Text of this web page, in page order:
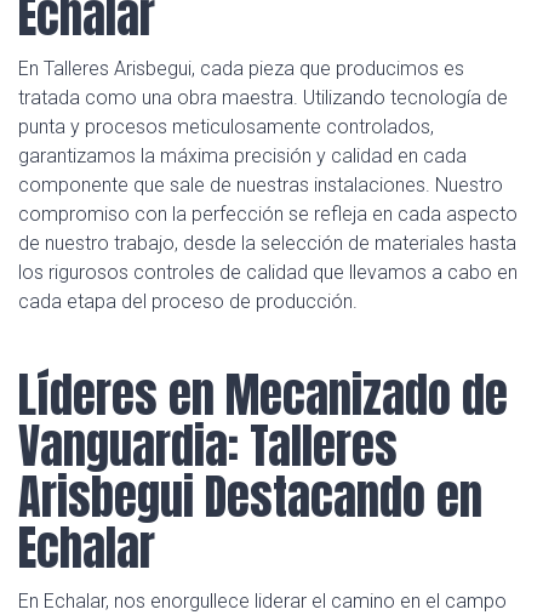
Echalar
En Talleres Arisbegui, cada pieza que producimos es
tratada como una obra maestra. Utilizando tecnología de
punta y procesos meticulosamente controlados,
garantizamos la máxima precisión y calidad en cada
componente que sale de nuestras instalaciones. Nuestro
compromiso con la perfección se refleja en cada aspecto
de nuestro trabajo, desde la selección de materiales hasta
los rigurosos controles de calidad que llevamos a cabo en
cada etapa del proceso de producción.
Líderes en Mecanizado de
Vanguardia: Talleres
Arisbegui Destacando en
Echalar
En Echalar, nos enorgullece liderar el camino en el campo